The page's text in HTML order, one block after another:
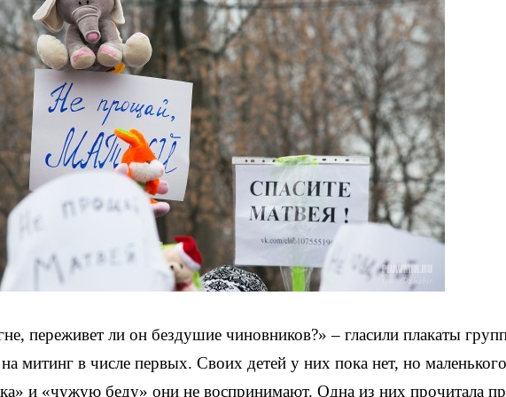
переживет ли он бездушие чиновников?» – гласили плакаты
митинг в числе первых. Своих детей у них пока нет, но маленького
и «чужую беду» они не воспринимают. Одна из них прочитала